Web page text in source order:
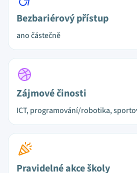
Bezbariérový přístup
ano částečně
Zájmové činosti
ICT, programování/robotika,
Pravidelné akce školy